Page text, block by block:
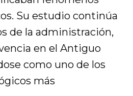
Su estudio continúa
de la administración,
en el Antiguo
como uno de los
más